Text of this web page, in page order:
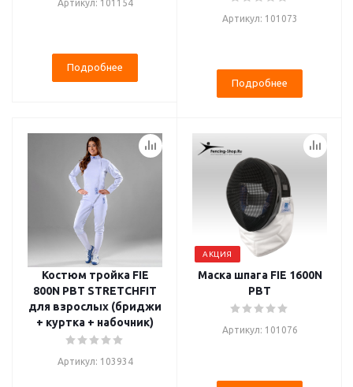
Артикул: 101154
Подробнее
Артикул: 101073
Подробнее
Костюм тройка FIE
800N PBT STRETCHFIT
для взрослых (бриджи
+ куртка + набочник)
Артикул: 103934
АКЦИЯ
Маска шпага FIE 1600N
PBT
Артикул: 101076